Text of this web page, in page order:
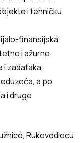
i tehničku
finansijska
i ažurno
i zadataka,
a po
i druge
Rukovodiocu